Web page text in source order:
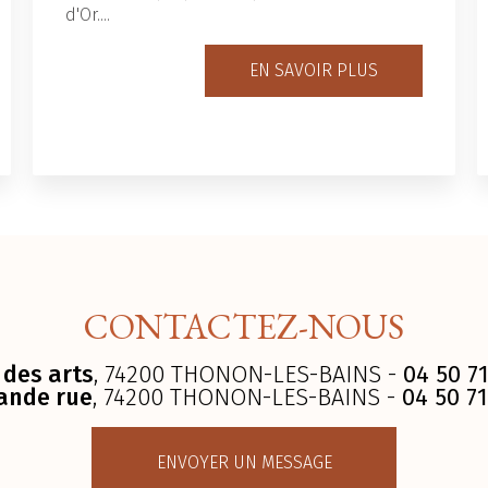
d'Or....
EN SAVOIR PLUS
CONTACTEZ-NOUS
arts, 74200 THONON-LES-BAINS - 04 50
rue, 74200 THONON-LES-BAINS - 04 50
ENVOYER UN MESSAGE